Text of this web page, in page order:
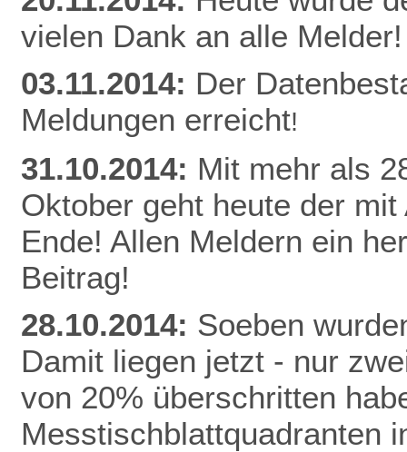
vielen Dank an alle Melder!
03.11.2014: Der
Meldungen erreicht!
31.10.2014: Mit mehr als
Oktober geht heute der
Ende! Allen Meldern ein
Beitrag!
28.10.2014: Soeben
Damit liegen jetzt - nur
von 20% überschritten
Messtischblattquadranten